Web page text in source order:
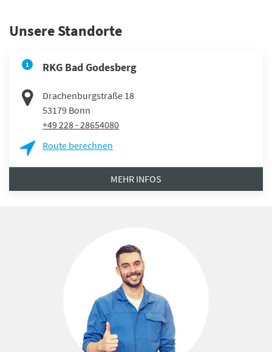
Unsere Standorte
1 RKG Bad Godesberg
Drachenburgstraße 18
53179 Bonn
+49 228 - 28654080
Route berechnen
MEHR INFOS